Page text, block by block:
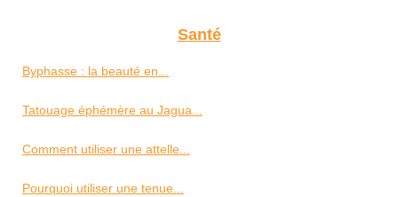
Santé
Byphasse : la beauté en...
Tatouage éphémère au Jagua...
Comment utiliser une attelle...
Pourquoi utiliser une tenue...